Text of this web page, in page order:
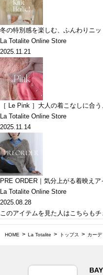
冬の特別感を楽しむ、ふんわりニッ
La Totalite Online Store
2025.11.21
［ Le Pink ］大人の着こなしに合
La Totalite Online Store
2025.11.14
PRE ORDER｜気分上がる着映えア
La Totalite Online Store
2025.08.28
このアイテムを見た人はこちらも
HOME La Totalite トップス カーデ